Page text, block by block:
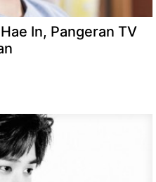
In, Pangeran TV